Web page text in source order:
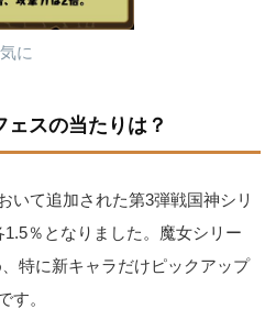
に
スの当たりは？
いて追加された第3弾戦国神シリ
％となりました。魔女シリー
特に新キャラだけピックアップ
す。